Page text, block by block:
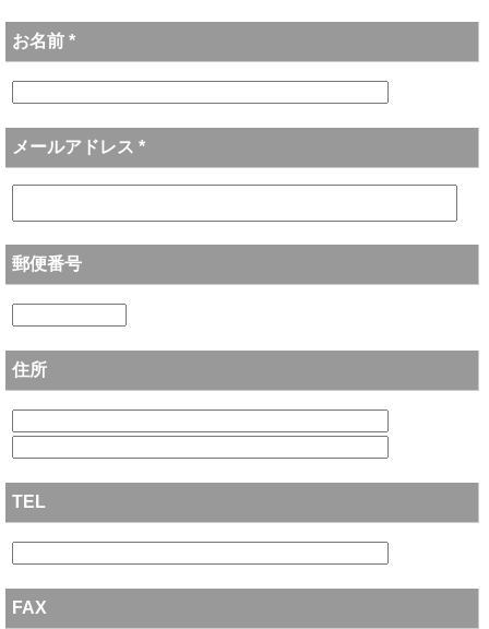
お名前 *
メールアドレス *
郵便番号
住所
TEL
FAX